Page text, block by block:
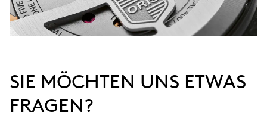
SIE MÖCHTEN UNS ETWAS
FRAGEN?